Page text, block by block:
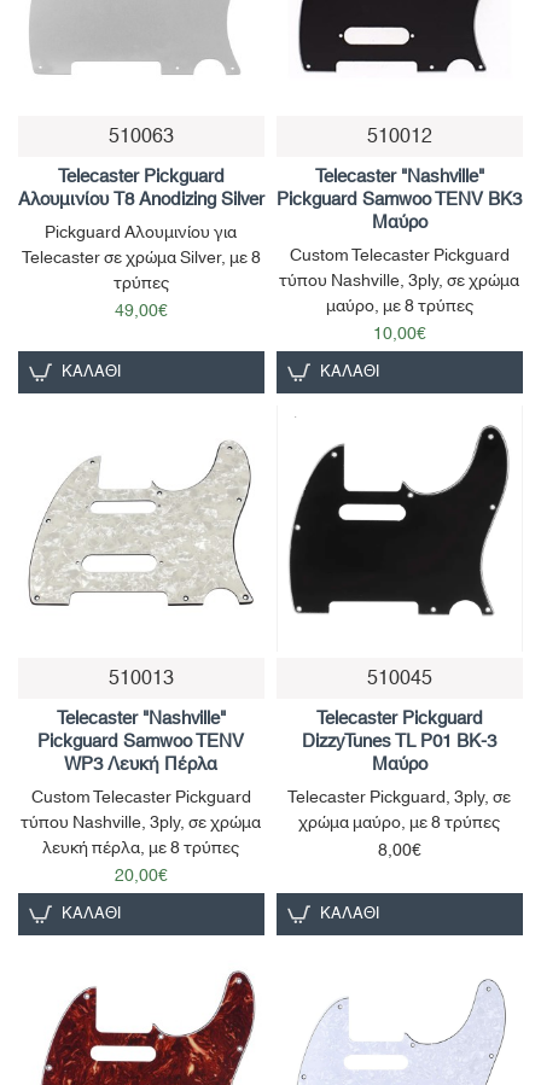
510063
Telecaster Pickguard
Αλουμινίου T8 Anodizing Silver
Pickguard Αλουμινίου για
Telecaster σε χρώμα Silver, με 8
τρύπες
49,00€
ΚΑΛΆΘΙ
510012
Telecaster "Nashville"
Pickguard Samwoo TENV BK3
Μαύρο
Custom Telecaster Pickguard
τύπου Nashville, 3ply, σε χρώμα
μαύρο, με 8 τρύπες
10,00€
ΚΑΛΆΘΙ
510013
Telecaster "Nashville"
Pickguard Samwoo TENV
WP3 Λευκή Πέρλα
Custom Telecaster Pickguard
τύπου Nashville, 3ply, σε χρώμα
λευκή πέρλα, με 8 τρύπες
20,00€
ΚΑΛΆΘΙ
510045
Telecaster Pickguard
DizzyTunes TL P01 BK-3
Μαύρο
Telecaster Pickguard, 3ply, σε
χρώμα μαύρο, με 8 τρύπες
8,00€
ΚΑΛΆΘΙ